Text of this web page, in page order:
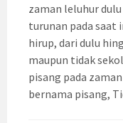
zaman leluhur
turunan pada saat
hirup, dari dulu
maupun tidak
pisang pada
bernama pisang,